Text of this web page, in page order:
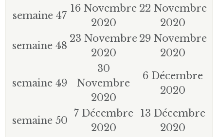
semaine 47
16 Novembre
2020
22 Novembre
2020
semaine 48
23 Novembre
2020
29 Novembre
2020
semaine 49
30
Novembre
2020
6 Décembre
2020
semaine 50
7 Décembre
2020
13 Décembre
2020